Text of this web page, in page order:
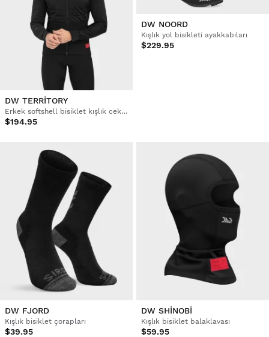
DW TERRITORY
Erkek softshell bisiklet kışlık ceketi
$194.95
DW NOORD
Kışlık yol bisikleti ayakkabıları
$229.95
DW FJORD
Kışlık bisiklet çorapları
$39.95
DW SHINOBI
Kışlık bisiklet balaklavası
$59.95